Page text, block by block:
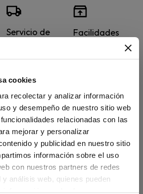
cookies
recolectar y analizar información
y desempeño de nuestro sitio web
relacionadas con las
mejorar y personalizar
y publicidad en nuestro sitio
información sobre el uso
con nuestros partners de redes
análisis web, quienes pueden
información que les haya
Servicio de
urgente a
todo el
mundo.
Facilidades